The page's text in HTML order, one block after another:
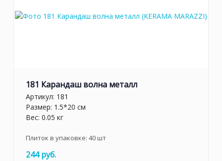
181 Карандаш волна металл
Артикул: 181
Размер: 1.5*20 см
Вес: 0.05 кг
Плиток в упаковке: 40шт
244 руб.